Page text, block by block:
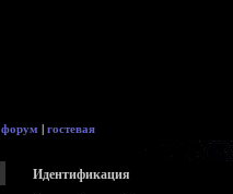
форум | гостевая
Идентификация